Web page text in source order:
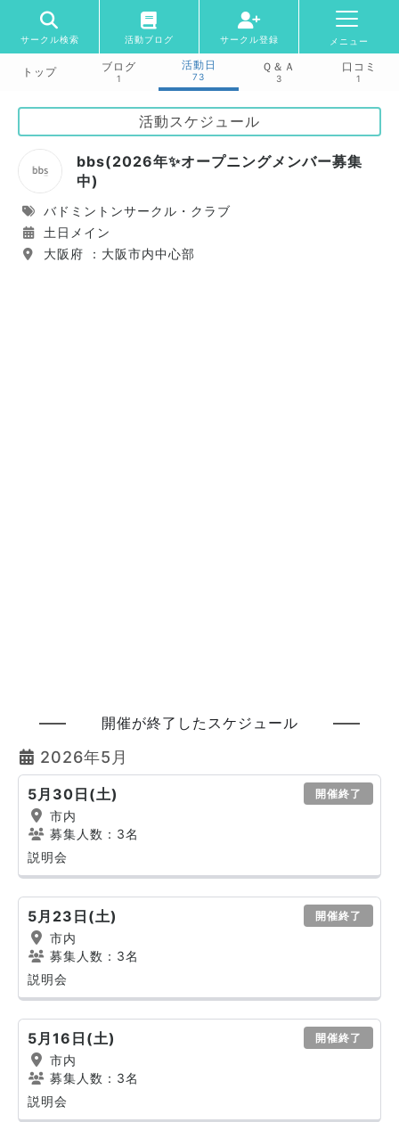
サークル検索 活動ブログ サークル登録 メニュー
トップ ブログ
1
活動日
73
Ｑ＆Ａ
3
口コミ
1
活動スケジュール
bbs(2026年✨オープニングメンバー募集
中)
バドミントンサークル・クラブ
土日メイン
大阪府 ：大阪市内中心部
開催が終了したスケジュール
2026年5月
5月30日(土) 開催終了
市内
募集人数：3名
説明会
5月23日(土) 開催終了
市内
募集人数：3名
説明会
5月16日(土) 開催終了
市内
募集人数：3名
説明会